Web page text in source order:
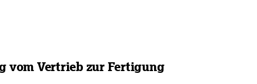
vom Vertrieb zur Fertigung